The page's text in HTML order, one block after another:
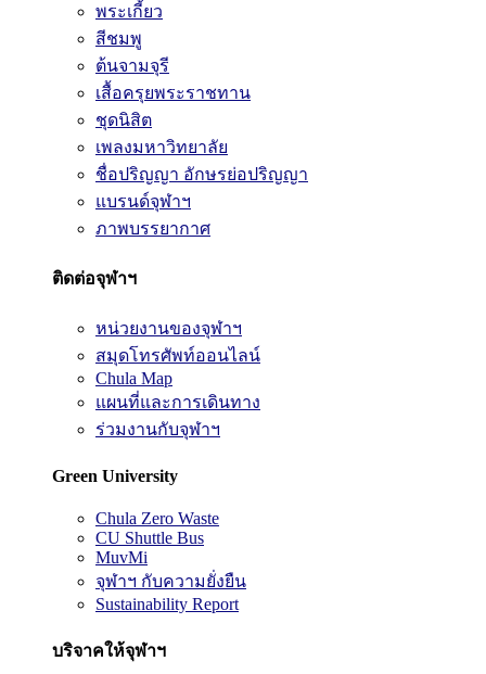
พระเกี้ยว
สีชมพู
ต้นจามจุรี
เสื้อครุยพระราชทาน
ชุดนิสิต
เพลงมหาวิทยาลัย
ชื่อปริญญา อักษรย่อปริญญา
แบรนด์จุฬาฯ
ภาพบรรยากาศ
ติดต่อจุฬาฯ
หน่วยงานของจุฬาฯ
สมุดโทรศัพท์ออนไลน์
Chula Map
แผนที่และการเดินทาง
ร่วมงานกับจุฬาฯ
Green University
Chula Zero Waste
CU Shuttle Bus
MuvMi
จุฬาฯ กับความยั่งยืน
Sustainability Report
บริจาคให้จุฬาฯ